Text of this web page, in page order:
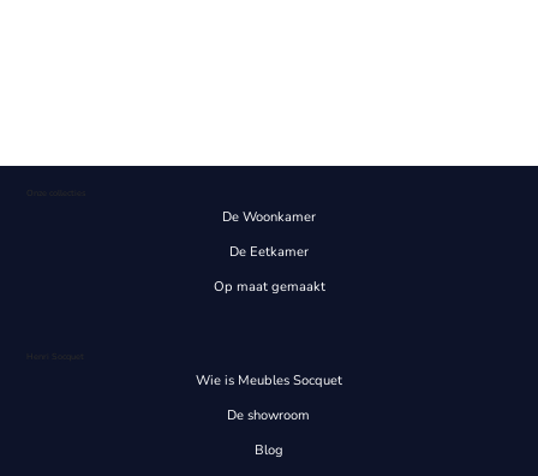
De Woonkamer
De Eetkamer
Op maat gemaakt
Henri Socquet
Wie is Meubles Socquet
De showroom
Blog